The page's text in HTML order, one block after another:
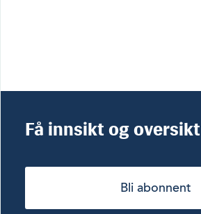
Få innsikt og oversikt
Bli abonnent